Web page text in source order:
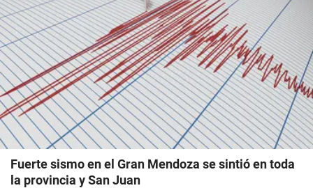
Fuerte sismo en el Gran Mendoza se sintió en toda
la provincia y San Juan